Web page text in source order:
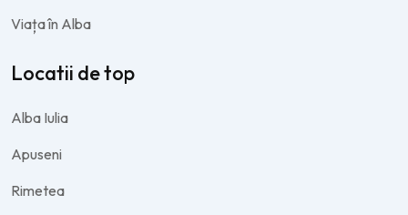
Viața în Alba
Locatii de top
Alba Iulia
Apuseni
Rimetea